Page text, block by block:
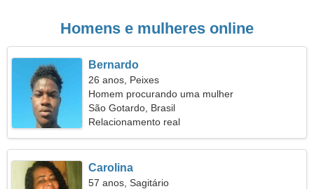
Homens e mulheres online
Bernardo
26 anos, Peixes
Homem procurando uma mulher
São Gotardo, Brasil
Relacionamento real
Carolina
57 anos, Sagitário